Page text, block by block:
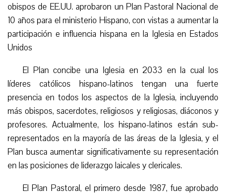
obispos de EE.UU. aprobaron un Plan Pastoral Nacional de
10 años para el ministerio Hispano, con vistas a aumentar la
participación e influencia hispana en la Iglesia en Estados
Unidos
El Plan concibe una Iglesia en 2033 en la cual los
líderes católicos hispano-latinos tengan una fuerte
presencia en todos los aspectos de la Iglesia, incluyendo
más obispos, sacerdotes, religiosos y religiosas, diáconos y
profesores. Actualmente, los hispano-latinos están sub-
representados en la mayoría de las áreas de la Iglesia, y el
Plan busca aumentar significativamente su representación
en las posiciones de liderazgo laicales y clericales.
El Plan Pastoral, el primero desde 1987, fue aprobado